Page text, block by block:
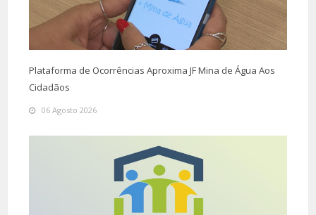
Plataforma de Ocorrências Aproxima JF Mina de Água Aos
Cidadãos
06 Agosto 2026